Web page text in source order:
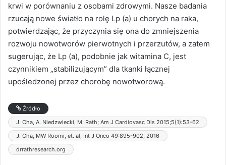
krwi w porównaniu z osobami zdrowymi. Nasze badania
rzucają nowe światło na rolę Lp (a) u chorych na raka,
potwierdzając, że przyczynia się ona do zmniejszenia
rozwoju nowotworów pierwotnych i przerzutów, a zatem
sugerując, że Lp (a), podobnie jak witamina C, jest
czynnikiem „stabilizującym” dla tkanki łącznej
upośledzonej przez chorobę nowotworową.
Źródło
J. Cha, A. Niedzwiecki, M. Rath; Am J Cardiovasc Dis 2015;5(1):53-62
J. Cha, MW Roomi, et. al, Int J Onco 49:895-902, 2016
drrathresearch.org